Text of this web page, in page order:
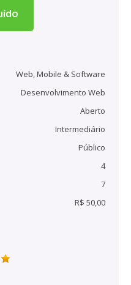
Web, Mobile & Software
Desenvolvimento Web
Aberto
Intermediário
Público
4
7
R$ 50,00